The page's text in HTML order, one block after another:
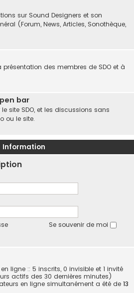
sur Sound Designers et son
(Forum, News, Articles, Sonothèque,
présentation des membres de SDO et à
bar
site SDO, et les discussions sans
ou le site.
Information
Se souvenir de moi
ligne :: 5 inscrits, 0 invisible et 1 invité
actifs des 30 dernières minutes)
en ligne simultanément a été de 13